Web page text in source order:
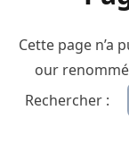
Cette page n’a
our
Rechercher :